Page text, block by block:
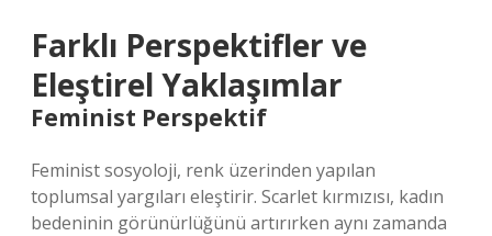
Farklı Perspektifler ve
Eleştirel Yaklaşımlar
Feminist Perspektif
Feminist sosyoloji, renk üzerinden yapılan
toplumsal yargıları eleştirir. Scarlet kırmızısı, kadın
bedeninin görünürlüğünü artırırken aynı zamanda